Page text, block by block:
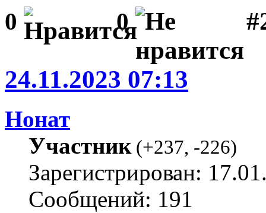
0 0
24.11.2023 07:13
Нонат
Участник(+237, -226)
Зарегистрирован:
Сообщений: 191